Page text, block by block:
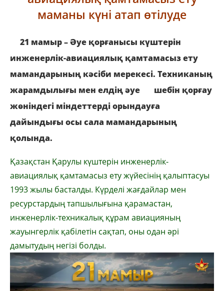
маманы күні атап өтілуде
21 мамыр – Әуе қорғанысы күштерін
инженерлік-авиациялық қамтамасыз ету
мамандарының кәсіби мерекесі. Техниканың
жарамдылығы мен елдің әуе шебін қорғау
жөніндегі міндеттерді орындауға
дайындығы осы сала мамандарының
қолында.
Қазақстан Қарулы күштерін инженерлік-
авиациялық қамтамасыз ету жүйесінің қалыптасуы
1993 жылы басталды. Күрделі жағдайлар мен
ресурстардың тапшылығына қарамастан,
инженерлік-техникалық құрам авиацияның
жауынгерлік қабілетін сақтап, оны одан әрі
дамытудың негізі болды.